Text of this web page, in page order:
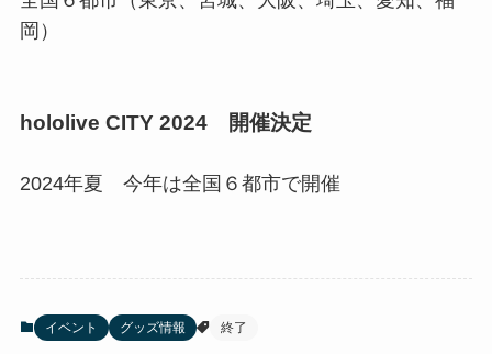
岡）
hololive CITY 2024 開催決定
2024年夏 今年は全国６都市で開催
イベント グッズ情報 終了